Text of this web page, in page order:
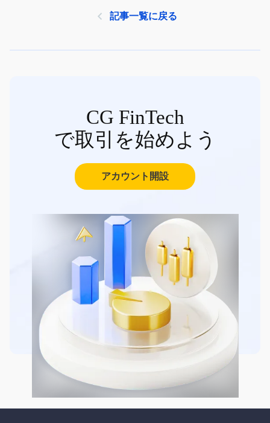
記事一覧に戻る
CG FinTech
で取引を始めよう
アカウント開設